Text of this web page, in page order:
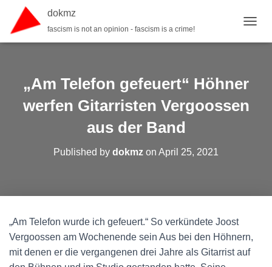
dokmz
fascism is not an opinion - fascism is a crime!
„Am Telefon gefeuert“ Höhner
werfen Gitarristen Vergoossen
aus der Band
Published by dokmz on April 25, 2021
„Am Telefon wurde ich gefeuert.“ So verkündete Joost
Vergoossen am Wochenende sein Aus bei den Höhnern,
mit denen er die vergangenen drei Jahre als Gitarrist auf